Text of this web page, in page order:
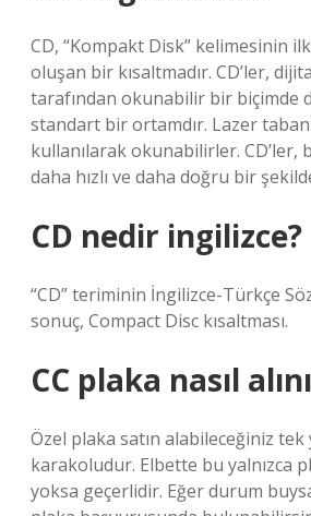
CD, “Kompakt Disk” kelimesinin
oluşan bir kısaltmadır. CD’ler,
tarafından okunabilir bir biçimde
standart bir ortamdır. Lazer
kullanılarak okunabilirler.
daha hızlı ve daha doğru bir
CD nedir ingilizce?
“CD” teriminin İngilizce-Türkçe
sonuç, Compact Disc kısaltması.
CC plaka nasıl
Özel plaka satın alabileceğiniz
karakoludur. Elbette bu yalnızca
yoksa geçerlidir. Eğer durum